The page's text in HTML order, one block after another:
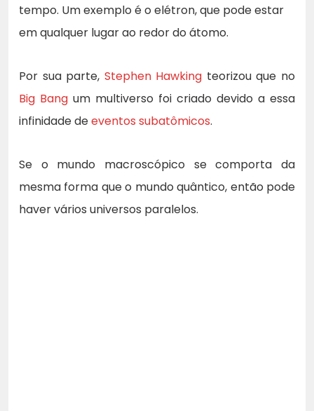
tempo. Um exemplo é o elétron, que pode estar
em qualquer lugar ao redor do átomo.
Por sua parte, Stephen Hawking teorizou que no
Big Bang um multiverso foi criado devido a essa
infinidade deeventos subatômicos.
Se o mundo macroscópico se comporta da
mesma forma que o mundo quântico, então pode
haver vários universos paralelos.